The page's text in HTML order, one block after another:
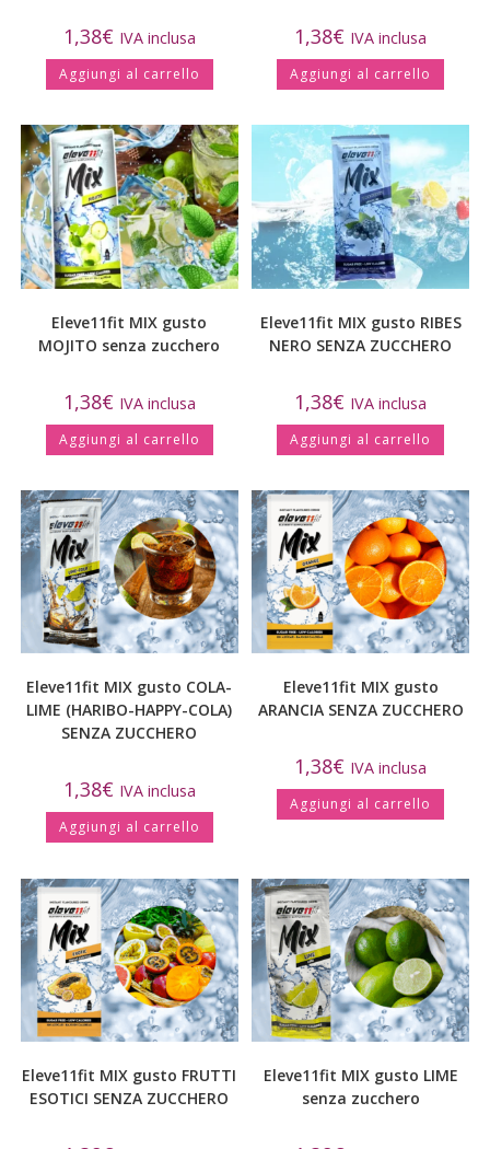
1,38€ IVA inclusa
Aggiungi al carrello
1,38€ IVA inclusa
Aggiungi al carrello
Eleve11fit MIX gusto
MOJITO senza zucchero
1,38€ IVA inclusa
Aggiungi al carrello
Eleve11fit MIX gusto RIBES
NERO SENZA ZUCCHERO
1,38€ IVA inclusa
Aggiungi al carrello
Eleve11fit MIX gusto COLA-
LIME (HARIBO-HAPPY-COLA)
SENZA ZUCCHERO
1,38€ IVA inclusa
Aggiungi al carrello
Eleve11fit MIX gusto
ARANCIA SENZA ZUCCHERO
1,38€ IVA inclusa
Aggiungi al carrello
Eleve11fit MIX gusto FRUTTI
ESOTICI SENZA ZUCCHERO
Eleve11fit MIX gusto LIME
senza zucchero